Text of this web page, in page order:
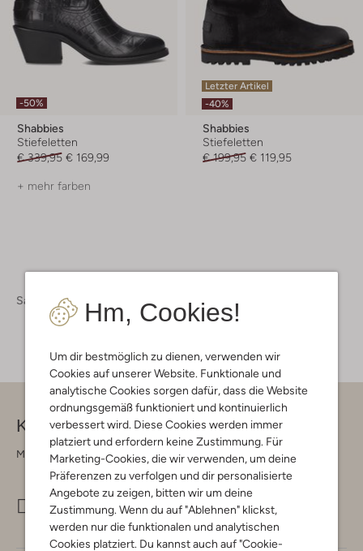
Hm, Cookies!
Um dir bestmöglich zu dienen, verwenden wir
Cookies auf unserer Website. Funktionale und
analytische Cookies sorgen dafür, dass die Website
ordnungsgemäß funktioniert und kontinuierlich
verbessert wird. Diese Cookies werden immer
platziert und erfordern keine Zustimmung. Für
Marketing-Cookies, die wir verwenden, um deine
Präferenzen zu verfolgen und dir personalisierte
Angebote zu zeigen, bitten wir um deine
Zustimmung. Wenn du auf "Ablehnen" klickst,
werden nur die funktionalen und analytischen
Cookies platziert. Du kannst auch auf "Cookie-
-50%
Shabbies
Stiefeletten
€ 339,95 € 169,99
+ mehr farben
Letzter Artikel
-40%
Shabbies
Stiefeletten
€ 199,95 € 119,95
Sale
Kontakt
Montag - Freitag 09:00 - 17:00 uur
info@omoda.de